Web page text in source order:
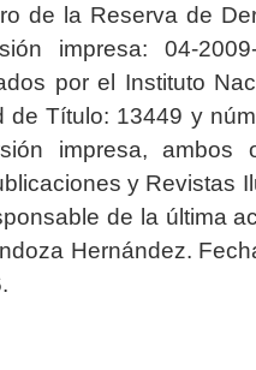
de la Reserva de
impresa: 04-2009-
por el Instituto
de Título: 13449 y
impresa, ambos
y Revistas
de la última
Hernández.